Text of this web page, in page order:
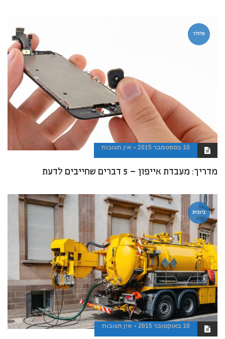
סלולר
10 בספטמבר 2015 אין תגובות
מדריך: מעבדת אייפון – 5 דברים שחייבים לדעת
ביובית
10 באוקטובר 2015 אין תגובות